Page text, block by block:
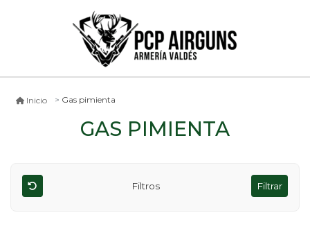
Inicio Gas pimienta
GAS PIMIENTA
Filtros Filtrar